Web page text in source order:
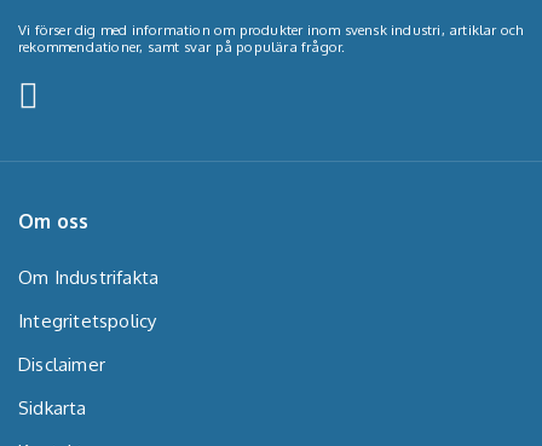
Vi förser dig med information om produkter inom svensk industri, artiklar och
rekommendationer, samt svar på populära frågor.
Om oss
Om Industrifakta
Integritetspolicy
Disclaimer
Sidkarta